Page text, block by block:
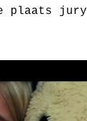
plaats jury